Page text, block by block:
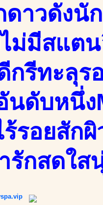
ดาวดังนั
ไม่มีสแต
กรีทะลุร
นดับหนึ่ง
ร้รอยสัก
รักสดใส